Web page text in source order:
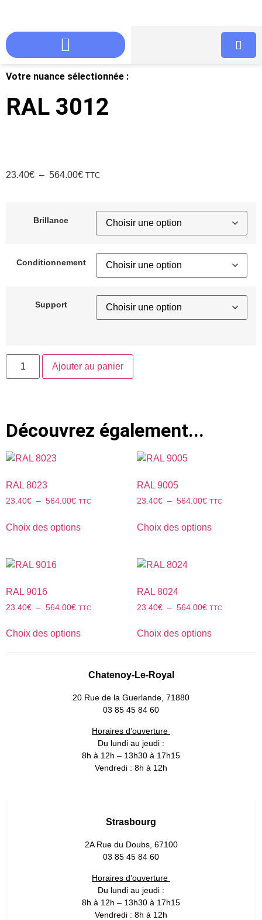
Votre nuance sélectionnée :
RAL 3012
23.40€ – 564.00€ TTC
Brillance
Conditionnement
Support
Ajouter au panier
Découvrez également...
RAL 8023
23.40€ – 564.00€ TTC
Choix des options
RAL 9005
23.40€ – 564.00€ TTC
Choix des options
RAL 9016
23.40€ – 564.00€ TTC
Choix des options
RAL 8024
23.40€ – 564.00€ TTC
Choix des options
Chatenoy-Le-Royal
20 Rue de la Guerlande, 71880
03 85 45 84 60
Horaires d’ouverture
Du lundi au jeudi :
8h à 12h – 13h30 à 17h15
Vendredi : 8h à 12h
Strasbourg
2A Rue du Doubs, 67100
03 85 45 84 60
Horaires d’ouverture
Du lundi au jeudi :
8h à 12h – 13h30 à 17h15
Vendredi : 8h à 12h